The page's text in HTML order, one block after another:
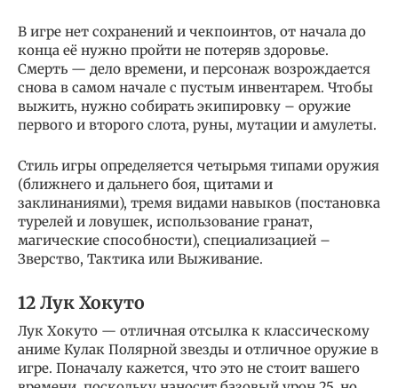
В игре нет сохранений и чекпоинтов, от начала до
конца её нужно пройти не потеряв здоровье.
Смерть — дело времени, и персонаж возрождается
снова в самом начале с пустым инвентарем. Чтобы
выжить, нужно собирать экипировку – оружие
первого и второго слота, руны, мутации и амулеты.
Стиль игры определяется четырьмя типами оружия
(ближнего и дальнего боя, щитами и
заклинаниями), тремя видами навыков (постановка
турелей и ловушек, использование гранат,
магические способности), специализацией –
Зверство, Тактика или Выживание.
12 Лук Хокуто
Лук Хокуто — отличная отсылка к классическому
аниме Кулак Полярной звезды и отличное оружие в
игре. Поначалу кажется, что это не стоит вашего